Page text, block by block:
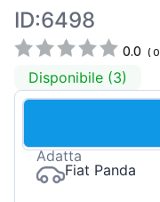
ID:6498
0.0 (0
Disponibile (3)
Adatta
Fiat Panda